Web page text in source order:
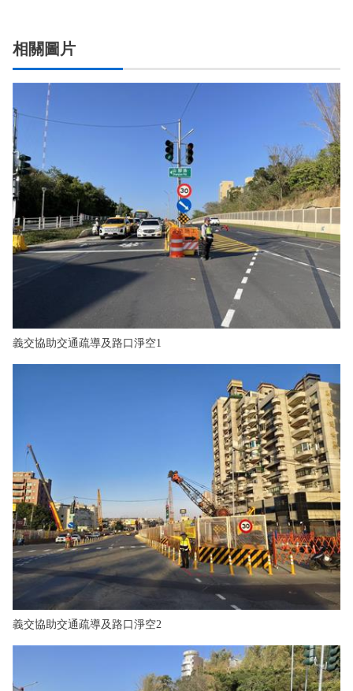
相關圖片
義交協助交通疏導及路口淨空1
義交協助交通疏導及路口淨空2